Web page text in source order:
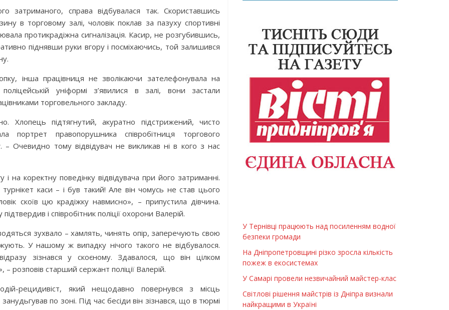
затриманого, справа відбувалася так. Скориставшись
в торговому залі, чоловік поклав за пазуху спортивні
протикрадіжна сигналізація. Касир, не розгубившись,
піднявши руки вгору і посміхаючись, той залишився
інша працівниця не зволікаючи зателефонувала на
уніформі з’явилися в залі, вони застали
торговельного закладу.
Хлопець підтягнутий, акуратно підстрижений, чисто
правопорушника співробітниця торгового
– Очевидно тому відвідувач не викликав ні в кого з нас
на коректну поведінку відвідувача при його затриманні.
каси – і був такий! Але він чомусь не став цього
скоїв цю крадіжку навмисно», – припустила дівчина.
і співробітник поліції охорони Валерій.
зухвало – хамлять, чинять опір, заперечують свою
У нашому ж випадку нічого такого не відбувалося.
зізнався у скоєному. Здавалося, що він цілком
розповів старший сержант поліції Валерій.
рецидивіст, який нещодавно повернувся з місць
по зоні. Під час бесіди він зізнався, що в тюрмі
У Тернівці працюють над посиленням водної
безпеки громади
На Дніпропетровщині різко зросла кількість
пожеж в екосистемах
У Самарі провели незвичайний майстер-клас
Світлові рішення майстрів із Дніпра визнали
найкращими в Україні